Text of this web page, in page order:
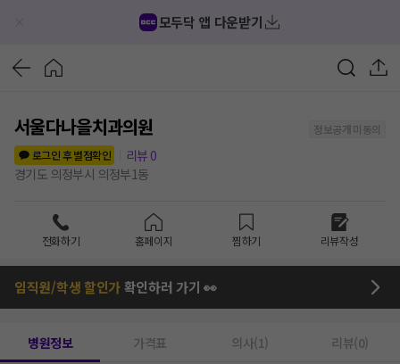
모두닥 앱 다운받기
서울다나을치과의원
정보공개 미동의
로그인 후 별점확인
리뷰 0
경기도 의정부시 의정부1동
전화하기 홈페이지 찜하기 리뷰작성
임직원/학생 할인가확인하러 가기 👀
병원정보 가격표 의사(1) 리뷰(0)